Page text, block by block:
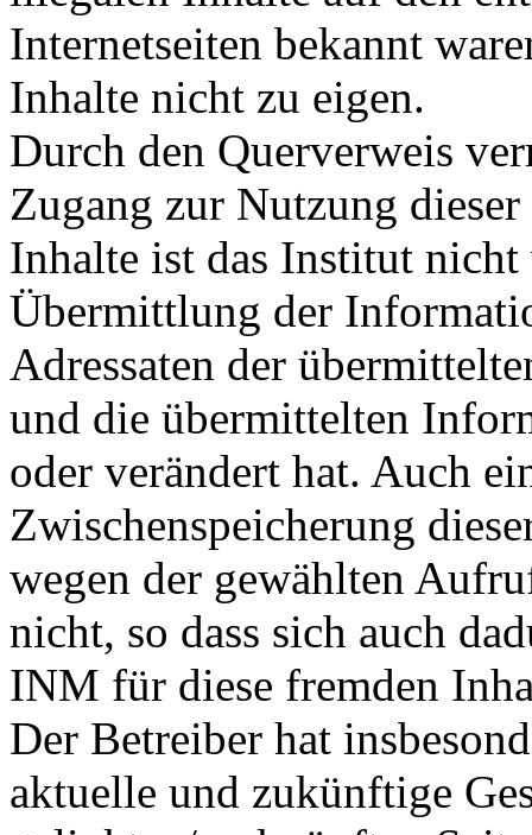
Internetseiten bekannt
Inhalte nicht zu eigen.
Durch den Querverweis
Zugang zur Nutzung
Inhalte ist das Institut
Übermittlung der
Adressaten der
und die übermittelten
oder verändert hat. Auch
Zwischenspeicherung
wegen der gewählten
nicht, so dass sich auch
INM für diese fremden
Der Betreiber hat
aktuelle und zukünftige